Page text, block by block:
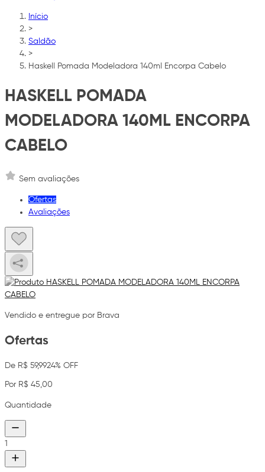
Início
>
Saldão
>
Haskell Pomada Modeladora 140ml Encorpa Cabelo
HASKELL POMADA
MODELADORA 140ML ENCORPA
CABELO
Sem avaliações
Ofertas
Avaliações
Vendido e entregue por Brava
Ofertas
De R$ 59,9924% OFF
Por R$ 45,00
Quantidade
1